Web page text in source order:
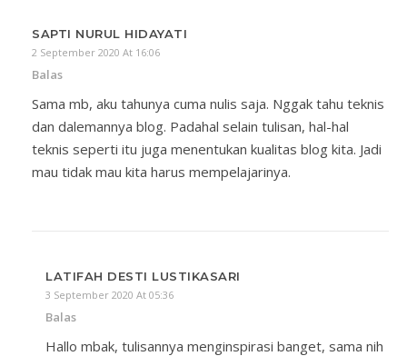
SAPTI NURUL HIDAYATI
2 September 2020 At 16:06
Balas
Sama mb, aku tahunya cuma nulis saja. Nggak tahu teknis
dan dalemannya blog. Padahal selain tulisan, hal-hal
teknis seperti itu juga menentukan kualitas blog kita. Jadi
mau tidak mau kita harus mempelajarinya.
LATIFAH DESTI LUSTIKASARI
3 September 2020 At 05:36
Balas
Hallo mbak, tulisannya menginspirasi banget, sama nih